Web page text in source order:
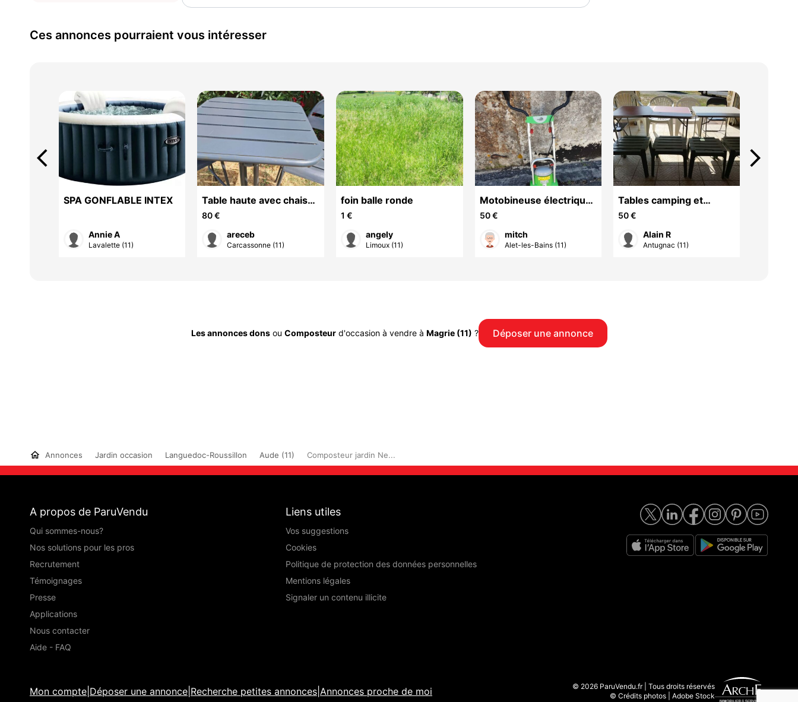
Ces annonces pourraient vous intéresser
SPA GONFLABLE INTEX
Annie A
Lavalette (11)
Table haute avec chaises
hautes
80 €
areceb
Carcassonne (11)
foin balle ronde
1 €
angely
Limoux (11)
Motobineuse électrique.
très bon état.
50 €
mitch
Alet-les-Bains (11)
Tables camping et
chaises
50 €
Alain R
Antugnac (11)
arrow_back_ios arrow_forward_ios
Les annonces donsou Composteurd'occasion à vendre à Magrie (11) ? Déposer une annonce
Annonces Jardin occasion Languedoc-Roussillon Aude (11) Composteur jardin Ne...
A propos de ParuVendu
Qui sommes-nous?
Nos solutions pour les pros
Recrutement
Témoignages
Presse
Applications
Nous contacter
Aide - FAQ
Liens utiles
Vos suggestions
Cookies
Politique de protection des données personnelles
Mentions légales
Signaler un contenu illicite
Mon compte Déposer une annonce Recherche petites annonces Annonces proche de moi
© 2026 ParuVendu.fr | Tous droits réservés
© Crédits photos | Adobe Stock